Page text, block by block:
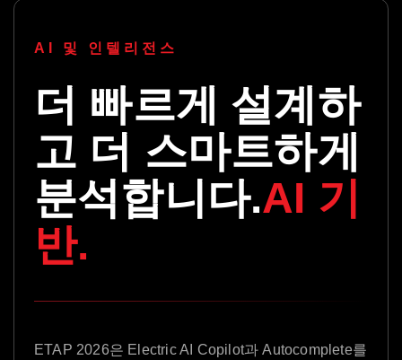
AI 및 인텔리전스
더 빠르게 설계하
고 더 스마트하게
분석합니다.AI 기
반.
ETAP 2026은 Electric AI Copilot과 Autocomplete를